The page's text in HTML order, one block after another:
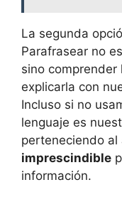
La segunda
Parafrasear no
sino
explicarla con
Incluso si no
lenguaje es
perteneciendo al
imprescindible
información.